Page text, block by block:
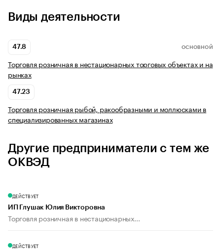
Виды деятельности
47.8 ОСНОВНОЙ
Торговля розничная в нестационарных торговых объектах и на
рынках
47.23
Торговля розничная рыбой, ракообразными и моллюсками в
специализированных магазинах
Другие предприниматели с тем же
ОКВЭД
ДЕЙСТВУЕТ
ИП Глушак Юлия Викторовна
Торговля розничная в нестационарных...
ДЕЙСТВУЕТ